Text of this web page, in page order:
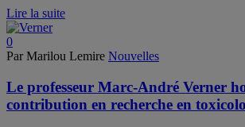
Lire la suite
0
Par Marilou Lemire Nouvelles
Le professeur Marc-André Verner
contribution en recherche en